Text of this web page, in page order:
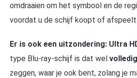
omdraaien om het symbool en de
voordat u de schijf koopt of afspeelt.
Er is ook een uitzondering: Ultra
type Blu-ray-schijf is dat wel
zeggen, waar je ook bent, zolang je